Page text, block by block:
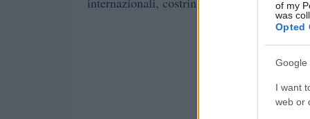
of my
was
Opted
Google
I want
web or